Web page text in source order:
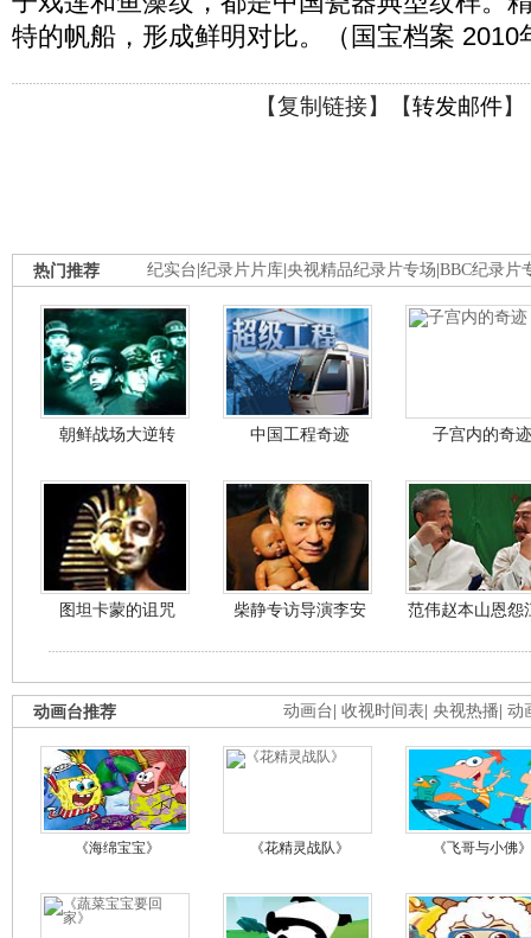
特的帆船，形成鲜明对比。（国宝档案 2010
【复制链接】【转发邮件】
纪实台 纪录片片库 央视精品纪录片专场 BBC纪录片
热门推荐
朝鲜战场大逆转 中国工程奇迹 子宫内的奇迹
图坦卡蒙的诅咒 柴静专访导演李安 范伟赵本山恩怨
动画台 收视时间表 央视热播 动
动画台推荐
《海绵宝宝》 《花精灵战队》 《飞哥与小佛》